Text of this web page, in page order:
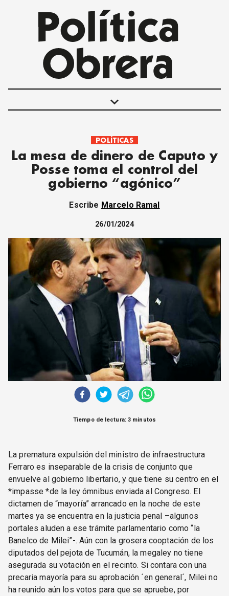
keyboard_arrow_down
POLÍTICAS
INTERNACIONALES
MOVIMIENTO OBRERO
MUJER
SOCIEDAD Y CULTURA
JUVENTUD
CORREO DE LECTORES
DEBATE
ARCHIVO
DECLARACIONES
OPINIÓN
ALTAMIRA RESPONDE
Política Obrera Revista
CONTACTO
POLÍTICAS
La mesa de dinero de Caputo y
Posse toma el control del
gobierno “agónico”
Escribe Marcelo Ramal
26/01/2024
Tiempo de lectura: 3 minutos
La prematura expulsión del ministro de infraestructura
Ferraro es inseparable de la crisis de conjunto que
envuelve al gobierno libertario, y que tiene su centro en el
*impasse *de la ley ómnibus enviada al Congreso. El
dictamen de “mayoría” arrancado en la noche de este
martes ya se encuentra en la justicia penal –algunos
portales aluden a ese trámite parlamentario como “la
Banelco de Milei”-. Aún con la grosera cooptación de los
diputados del pejota de Tucumán, la megaley no tiene
asegurada su votación en el recinto. Si contara con una
precaria mayoría para su aprobación ´en general´, Milei no
ha reunido aún los votos para que se apruebe, por